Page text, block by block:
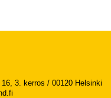
3. kerros / 00120 Helsinki